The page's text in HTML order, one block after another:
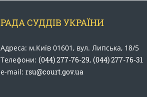
РАДА СУДДІВ УКРАЇНИ
Адреса: м.Київ 01601, вул. Липська, 18/5
Телефони: (044) 277-76-29, (044) 277-76-31
e-mail: rsu@court.gov.ua